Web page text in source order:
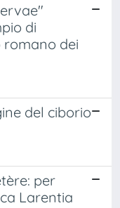
di
romano dei
del ciborio
per
Larentia